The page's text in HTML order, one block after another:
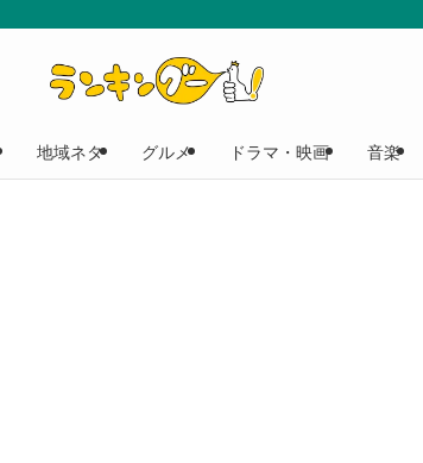
地域ネタ グルメ ドラマ・映画 音楽